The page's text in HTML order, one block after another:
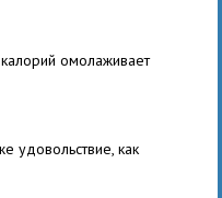
омолаживает
удовольствие, как